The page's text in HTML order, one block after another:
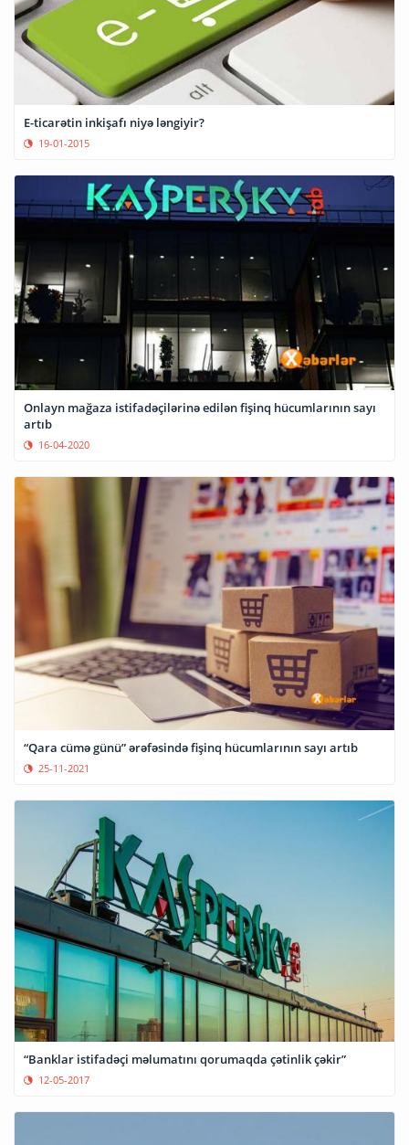
E-ticarətin inkişafı niyə ləngiyir?
19-01-2015
Onlayn mağaza istifadəçilərinə edilən fişinq hücumlarının sayı
artıb
16-04-2020
“Qara cümə günü” ərəfəsində fişinq hücumlarının sayı artıb
25-11-2021
“Banklar istifadəçi məlumatını qorumaqda çətinlik çəkir”
12-05-2017